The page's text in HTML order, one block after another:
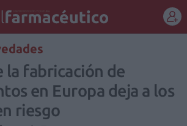
REGÍSTRATE
la fabricación de
en Europa deja a los
riesgo